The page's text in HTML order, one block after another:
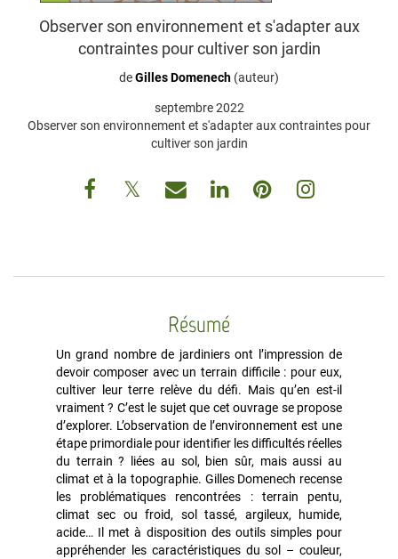
Observer son environnement et s'adapter aux
contraintes pour cultiver son jardin
deGilles Domenech (auteur)
septembre 2022
Observer son environnement et s'adapter aux contraintes pour
cultiver son jardin
Résumé
Un grand nombre de jardiniers ont l’impression de
devoir composer avec un terrain difficile : pour eux,
cultiver leur terre relève du défi. Mais qu’en est-il
vraiment ? C’est le sujet que cet ouvrage se propose
d’explorer. L’observation de l’environnement est une
étape primordiale pour identifier les difficultés réelles
du terrain ? liées au sol, bien sûr, mais aussi au
climat et à la topographie. Gilles Domenech recense
les problématiques rencontrées : terrain pentu,
climat sec ou froid, sol tassé, argileux, humide,
acide… Il met à disposition des outils simples pour
appréhender les caractéristiques du sol – couleur,